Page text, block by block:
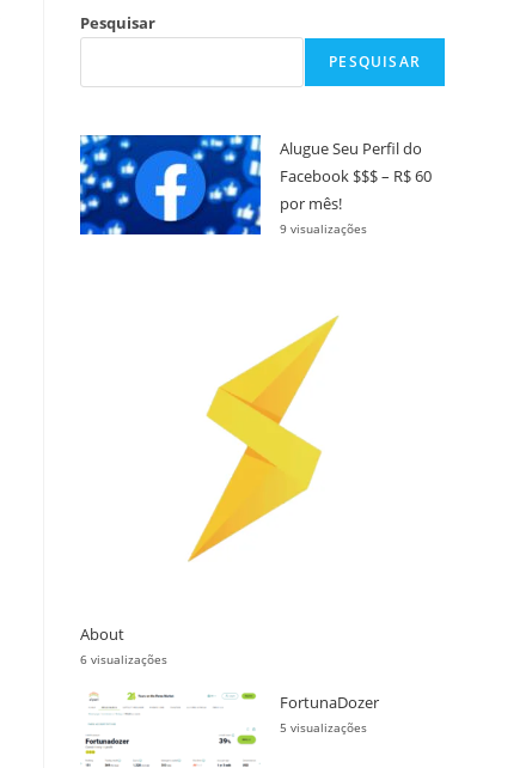
Pesquisar
PESQUISAR
Alugue Seu Perfil do
Facebook $$$ – R$ 60
por mês!
9 visualizações
About
6 visualizações
FortunaDozer
5 visualizações